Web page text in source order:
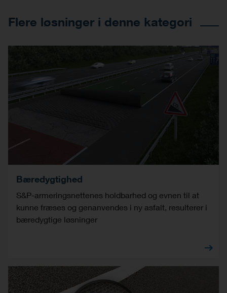
Flere løsninger i denne kategori
Bæredygtighed
S&P-armeringsnettenes holdbarhed og evnen til at
kunne fræses og genanvendes i ny asfalt, resulterer i
bæredygtige løsninger